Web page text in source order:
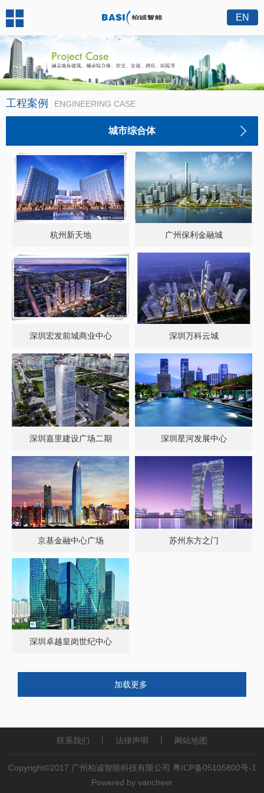
EN
工程案例 ENGINEERING CASE
城市综合体
杭州新天地 广州保利金融城
深圳宏发前城商业中心 深圳万科云城
深圳嘉里建设广场二期 深圳星河发展中心
京基金融中心广场 苏州东方之门
深圳卓越皇岗世纪中心
加载更多
联系我们 法律声明 网站地图
Copyright©2017 广州柏诚智能科技有限公司 粤ICP备05105800号-1
Powered by vancheer